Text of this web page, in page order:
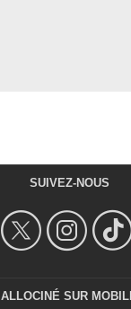
SUIVEZ-NOUS
ALLOCINÉ SUR